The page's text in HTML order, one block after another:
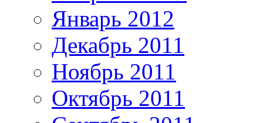
Январь 2012
Декабрь 2011
Ноябрь 2011
Октябрь 2011